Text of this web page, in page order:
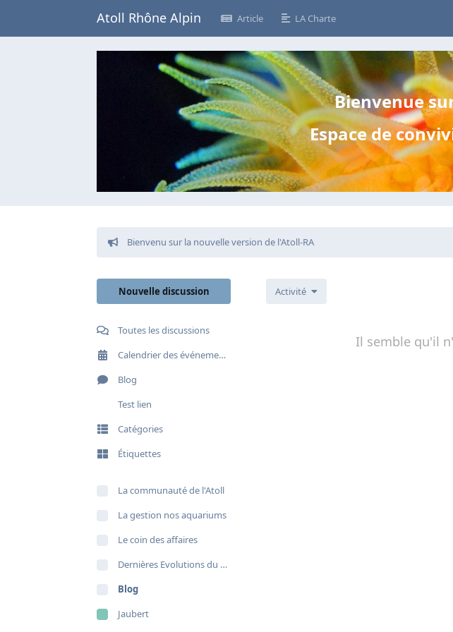
Atoll Rhône Alpin Article LA Charte
Bienvenue
Espace de
Bienvenu sur la nouvelle version de l'Atoll-RA
Nouvelle discussion
Toutes les discussions
Calendrier des événements
Blog
Test lien
Catégories
Étiquettes
La communauté de l'Atoll
La gestion nos aquariums
Le coin des affaires
Dernières Evolutions du site
Blog
Jaubert
Activité
Il semble qu'il